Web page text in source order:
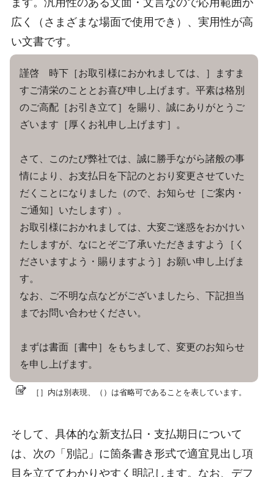
広く（さまざまな場面で使用でき）、実用性が高
い文書です。
謹啓 時下［お取引様におかれましては、］ますま
すご清栄のこととお喜び申し上げます。平素は格別
のご高配［お引き立て］を賜り、誠にありがとうご
ざいます［厚くお礼申し上げます］。
さて、このたび弊社では、誠に勝手ながら諸般の事
情により、お支払日を下記のとおり変更させていた
だくことになりました（ので、お知らせ［ご案内・
ご通知］いたします）。
お取引様におかれましては、大変ご迷惑をおかけい
たしますが、なにとぞご了承いただきますよう［く
ださいますよう・賜りますよう］お願い申し上げま
す。
なお、ご不明な点などがございましたら、下記担当
までお問い合わせください。
まずは書面［書中］をもちまして、変更のお知らせ
を申し上げます。
［］内は別表現、（）は省略可であることを表しています。
そして、具体的な新支払日・支払期日について
は、次の「別記」に箇条書き形式で適宜見出し項
目を立ててわかりやすく明記します。なお、デフ